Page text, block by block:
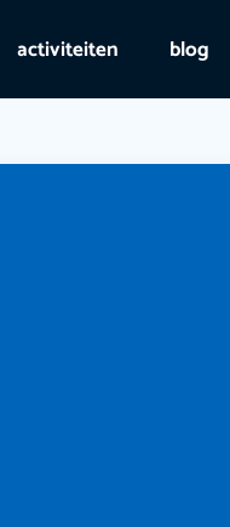
activiteiten blog